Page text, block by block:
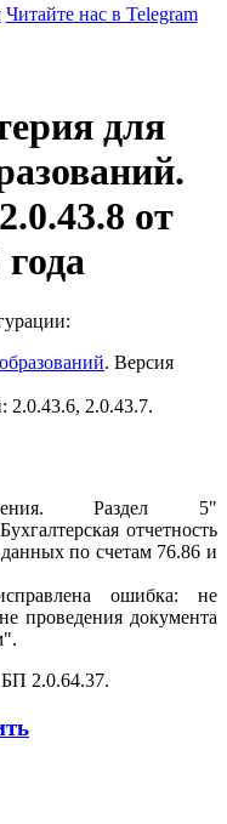
Читайте нас в Telegram
для
от
. Версия
2.0.43.6, 2.0.43.7.
Раздел 5"
отчетность
по счетам 76.86 и
ошибка: не
проведения документа
2.0.64.37.